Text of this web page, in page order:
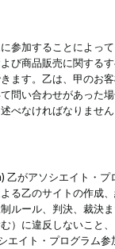
参加することによっ
び商品販売に関する
ます。乙は、甲のお
問い合わせがあった
べなければなりませ
乙がアソシエイト・
る乙のサイトの作成
ルール、判決、裁決
）に違反しないこと
エイト・プログラム